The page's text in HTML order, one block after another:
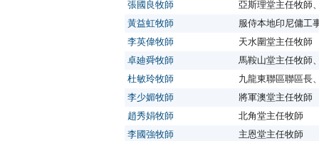
張國良牧師
亞斯理堂主任牧師
黃益虹牧師
服侍本地印尼傭工
李英偉牧師
天水圍堂主任牧師
卓廸舜牧師
馬鞍山堂主任牧師
杜敏玲牧師
九龍東聯區聯區長
李少媚牧師
將軍澳堂主任牧師
趙秀娟牧師
北角堂主任牧師
李國強牧師
主恩堂主任牧師